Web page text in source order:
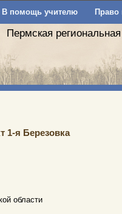
В помощь учителю Право
Пермская
1-я Березовка
области